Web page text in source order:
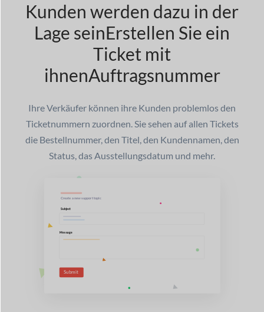
Kunden werden dazu in der
Lage seinErstellen Sie ein
Ticket mit
ihnenAuftragsnummer
Ihre Verkäufer können ihre Kunden problemlos den
Ticketnummern zuordnen. Sie sehen auf allen Tickets
die Bestellnummer, den Titel, den Kundennamen, den
Status, das Ausstellungsdatum und mehr.